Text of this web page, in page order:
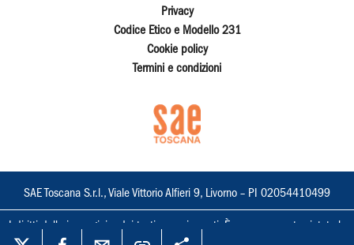
Privacy
Codice Etico e Modello 231
Cookie policy
Termini e condizioni
SAE Toscana S.r.l., Viale Vittorio Alfieri 9, Livorno – PI 02054410499
I diritti delle immagini e dei testi sono riservati. È espressamente vietata la